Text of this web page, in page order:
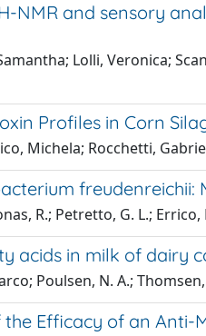
NMR and sensory
Lolli, Veronica;
Profiles in Corn
Michela; Rocchetti,
R.; Petretto, G. L.;
acids in milk of
Poulsen, N. A.;
Efficacy of an